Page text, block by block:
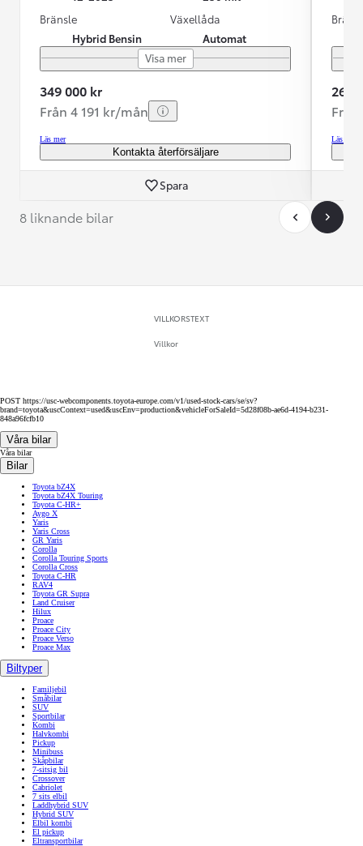
Bränsle
Hybrid Bensin
Växellåda
Automat
Visa mer
349 000 kr
Från 4 191 kr/mån
Läs mer
Kontakta återförsäljare
Spara
269
Läs mer
8 liknande bilar
VILLKORSTEXT
Villkor
POST https://usc-webcomponents.toyota-europe.com/v1/used-stock-cars/se/sv?
brand=toyota&uscContext=used&uscEnv=production&vehicleForSaleId=5d28f08b-ae6d-4194-b231-
848a96fcfb10
Våra bilar
Våra bilar
Bilar
Toyota bZ4X
Toyota bZ4X Touring
Toyota C-HR+
Aygo X
Yaris
Yaris Cross
GR Yaris
Corolla
Corolla Touring Sports
Corolla Cross
Toyota C-HR
RAV4
Toyota GR Supra
Land Cruiser
Hilux
Proace
Proace City
Proace Verso
Proace Max
Biltyper
Familjebil
Småbilar
SUV
Sportbilar
Kombi
Halvkombi
Pickup
Minibuss
Skåpbilar
7-sitsig bil
Crossover
Cabriolet
7 sits elbil
Laddhybrid SUV
Hybrid SUV
Elbil kombi
El pickup
Eltransportbilar